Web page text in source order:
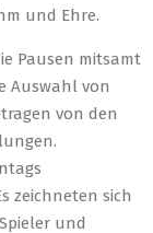
und Ehre.
Pausen mitsamt
Auswahl von
von den
zeichneten sich
und